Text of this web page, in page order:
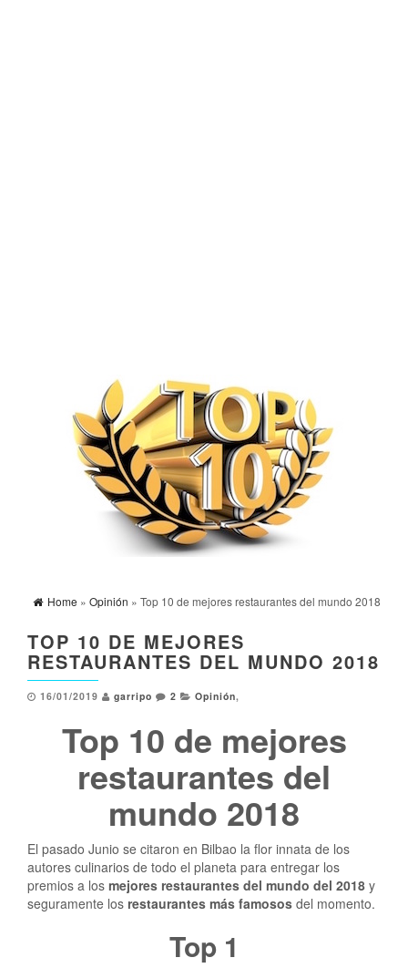
Home » Opinión » Top 10 de mejores restaurantes del mundo 2018
TOP 10 DE MEJORES
RESTAURANTES DEL MUNDO 2018
16/01/2019 garripo 2 Opinión,
Top 10 de mejores
restaurantes del
mundo 2018
El pasado Junio se citaron en Bilbao la flor innata de los
autores culinarios de todo el planeta para entregar los
premios a los mejores restaurantes del mundo del 2018 y
seguramente los restaurantes más famosos del momento.
Top 1